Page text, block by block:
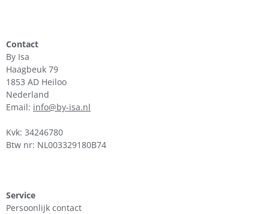
Contact
By Isa
Haagbeuk 79
1853 AD Heiloo
Nederland
Email: info@by-isa.nl
Kvk: 34246780
Btw nr: NL003329180B74
Service
Persoonlijk contact